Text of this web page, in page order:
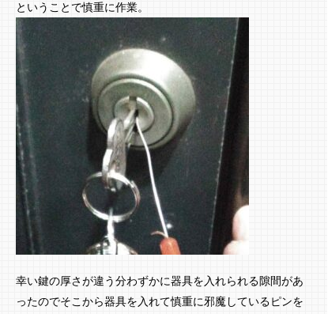
ということで慎重に作業。
幸い鍵の厚さが違う分わずかに器具を入れられる隙間があ
ったのでそこから器具を入れて慎重に邪魔しているピンを